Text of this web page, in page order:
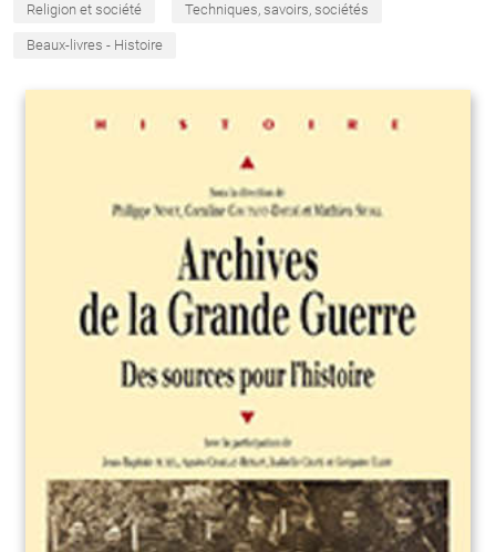
Religion et société Techniques, savoirs, sociétés
Beaux-livres - Histoire